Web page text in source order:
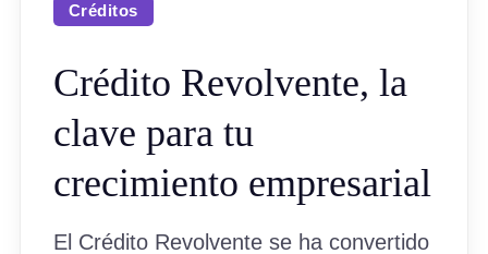
Créditos
Crédito Revolvente, la
clave para tu
crecimiento empresarial
El Crédito Revolvente se ha convertido